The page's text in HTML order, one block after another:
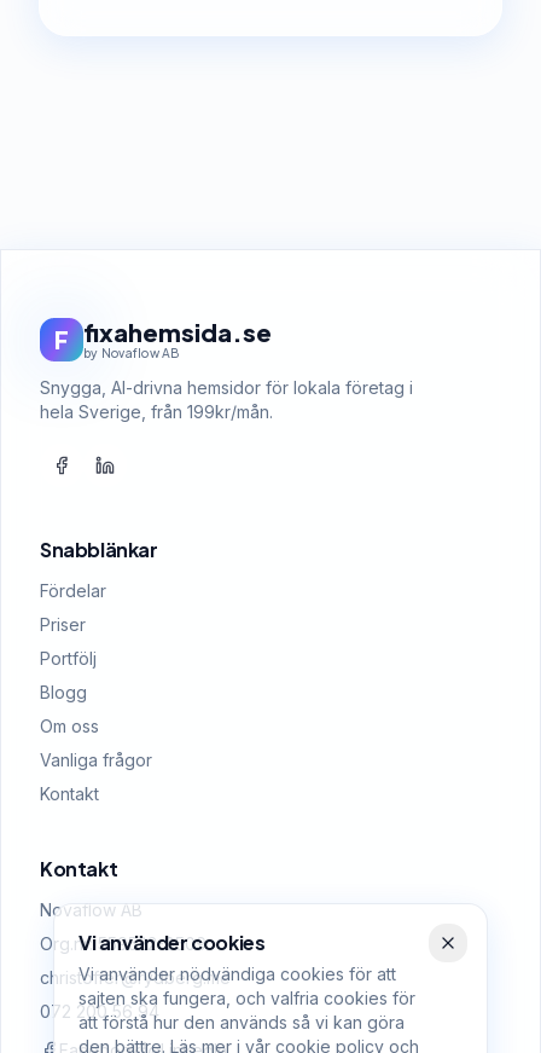
F fixahemsida.se
by Novaflow AB
Snygga, AI-drivna hemsidor för lokala företag i
hela Sverige, från 199kr/mån.
Snabblänkar
Fördelar
Priser
Portfölj
Blogg
Om oss
Vanliga frågor
Kontakt
Kontakt
Novaflow AB
Org.nr: 559522-0509
christoffer@rydberg.me
072 200 56 94
Vi använder cookies
Vi använder nödvändiga cookies för att
sajten ska fungera, och valfria cookies för
att förstå hur den används så vi kan göra
den bättre. Läs mer i vår cookie policy och